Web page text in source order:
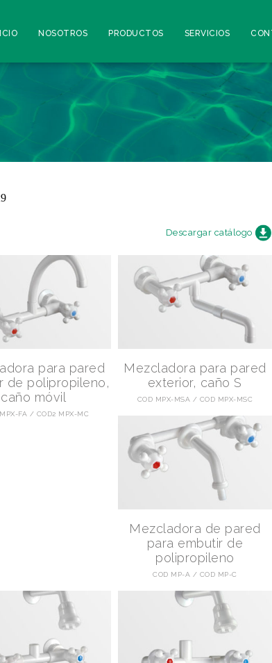
NOSOTROS PRODUCTOS SERVICIOS
Descargar catálogo
para pared
de polipropileno,
caño móvil
FA COD2 MPX-MC
Mezcladora para pared
exterior, caño S
COD MPX-MSA COD MPX-MSC
Mezcladora de pared
para embutir de
polipropileno
COD MP-A COD MP-C